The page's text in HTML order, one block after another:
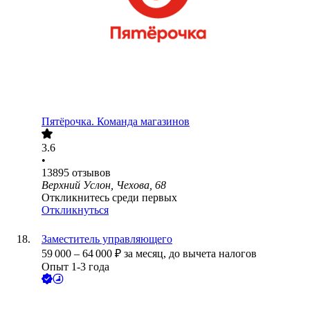
Пятёрочка. Команда магазинов
3.6
•
13895 отзывов
Верхний Услон, Чехова, 68
Откликнитесь среди первых
Откликнуться
Заместитель управляющего
59 000 – 64 000 ₽ за месяц, до вычета налогов
Опыт 1-3 года